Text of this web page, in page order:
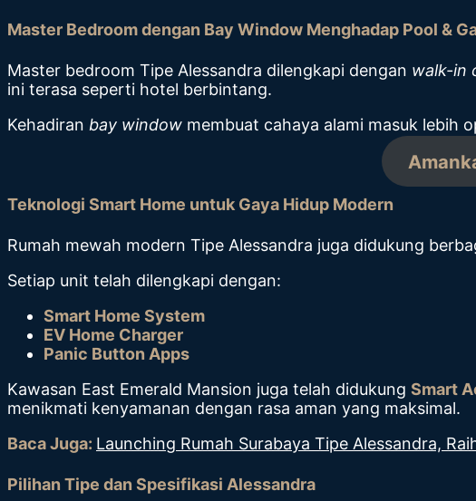
Master Bedroom dengan Bay Window Menghadap Pool &
Master bedroom Tipe Alessandra dilengkapi dengan walk-in
ini terasa seperti hotel berbintang.
Kehadiran bay window membuat cahaya alami masuk lebih
Teknologi Smart Home untuk Gaya Hidup Modern
Rumah mewah modern Tipe Alessandra juga didukung
Setiap unit telah dilengkapi dengan:
Smart Home System
EV Home Charger
Panic Button Apps
Kawasan East Emerald Mansion juga telah didukung Smart
menikmati kenyamanan dengan rasa aman yang maksimal.
Baca Juga: Launching Rumah Surabaya Tipe Alessandra,
Pilihan Tipe dan Spesifikasi Alessandra